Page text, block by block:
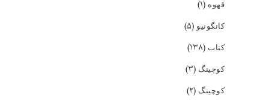
قهوه (۱)
کانگونیو(۵)
کتاب (۱۳۸)
کوچینگ (۳)
کوچینگ (۲)